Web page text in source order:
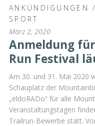
ANKÜNDIGUNGEN
SPORT
März 2, 2020
Anmeldung
Run Festival
Am 30. und 31. Mai 2020
Schauplatz der
„eldoRADo“ für alle
Veranstaltungstagen
Trailrun-Bewerbe statt.